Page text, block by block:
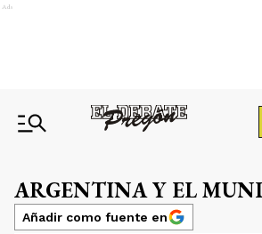
Ads
ARGENTINA Y EL
Añadir como fuente en